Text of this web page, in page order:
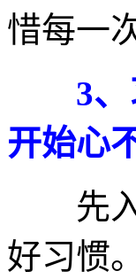
惜每一
3、
开始心
先入
好习惯